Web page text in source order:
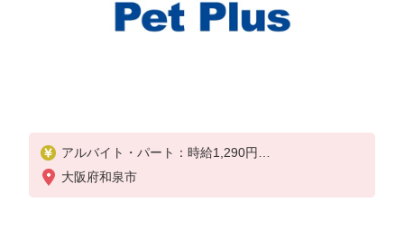
アルバイト・パート：時給1,290円
※研修期間6ヶ月は時給1,270円（研修期間は習熟度
により変動）
大阪府和泉市